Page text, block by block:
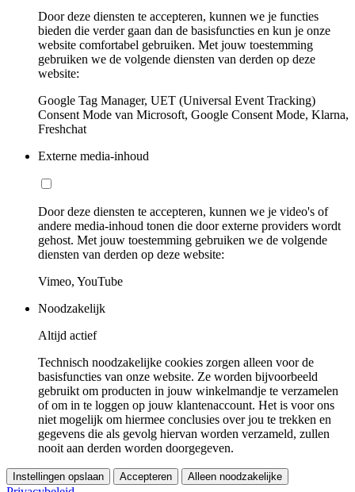
Door deze diensten te accepteren, kunnen we je functies
bieden die verder gaan dan de basisfuncties en kun je onze
website comfortabel gebruiken. Met jouw toestemming
gebruiken we de volgende diensten van derden op deze
website:
Google Tag Manager, UET (Universal Event Tracking)
Consent Mode van Microsoft, Google Consent Mode, Klarna,
Freshchat
Externe media-inhoud
Door deze diensten te accepteren, kunnen we je video's of
andere media-inhoud tonen die door externe providers wordt
gehost. Met jouw toestemming gebruiken we de volgende
diensten van derden op deze website:
Vimeo, YouTube
Noodzakelijk
Altijd actief
Technisch noodzakelijke cookies zorgen alleen voor de
basisfuncties van onze website. Ze worden bijvoorbeeld
gebruikt om producten in jouw winkelmandje te verzamelen
of om in te loggen op jouw klantenaccount. Het is voor ons
niet mogelijk om hiermee conclusies over jou te trekken en
gegevens die als gevolg hiervan worden verzameld, zullen
nooit aan derden worden doorgegeven.
Instellingen opslaan Accepteren Alleen noodzakelijke